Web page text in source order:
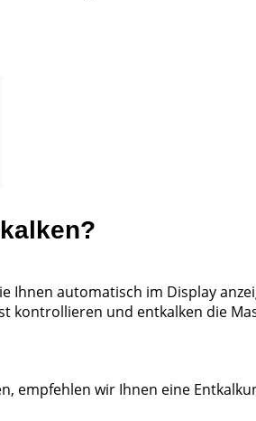
Ihnen automatisch im Display
kontrollieren und entkalken die
empfehlen wir Ihnen eine